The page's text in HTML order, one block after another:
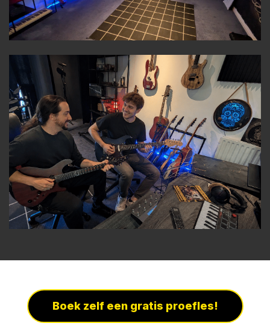
Boek zelf een gratis proefles!